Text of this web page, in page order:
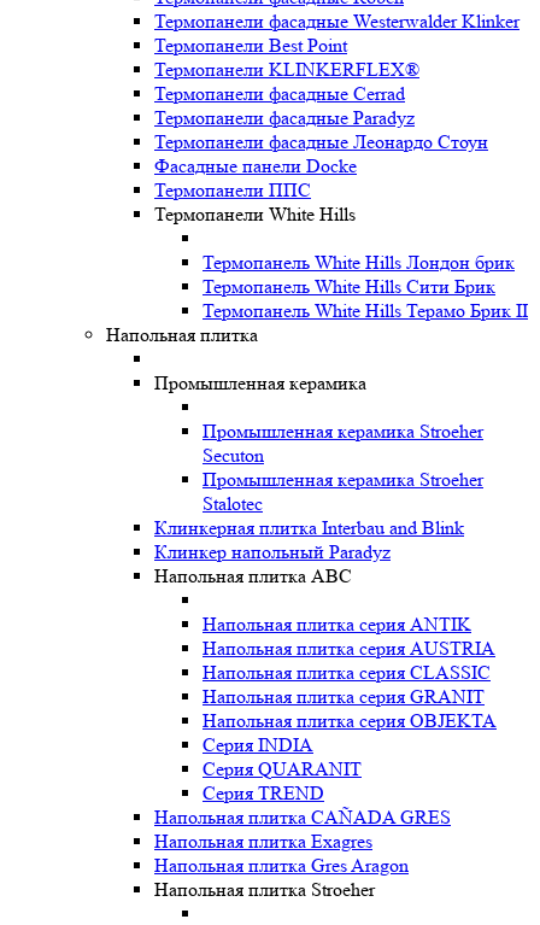
Термопанели фасадные Westerwalder Klinker
Термопанели Best Point
Термопанели KLINKERFLEX®
Термопанели фасадные Cerrad
Термопанели фасадные Paradyz
Термопанели фасадные Леонардо Стоун
Фасадные панели Docke
Термопанели ППС
Термопанели White Hills
Термопанель White Hills Лондон брик
Термопанель White Hills Сити Брик
Термопанель White Hills Терамо Брик II
Напольная плитка
Промышленная керамика
Промышленная керамика Stroeher
Secuton
Промышленная керамика Stroeher
Stalotec
Клинкерная плитка Interbau and Blink
Клинкер напольный Paradyz
Напольная плитка ABC
Напольная плитка серия ANTIK
Напольная плитка серия AUSTRIA
Напольная плитка серия CLASSIC
Напольная плитка серия GRANIT
Напольная плитка серия OBJEKTA
Серия INDIA
Серия QUARANIT
Серия TREND
Напольная плитка CAÑADA GRES
Напольная плитка Exagres
Напольная плитка Gres Aragon
Напольная плитка Stroeher